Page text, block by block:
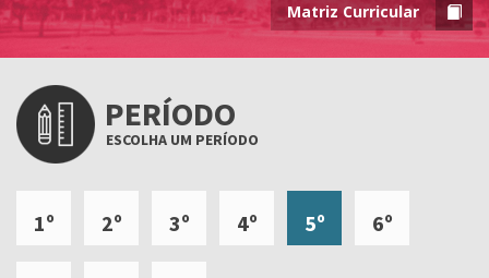
Matriz Curricular
PERÍODO
ESCOLHA UM PERÍODO
1º 2º 3º 4º 5º 6º